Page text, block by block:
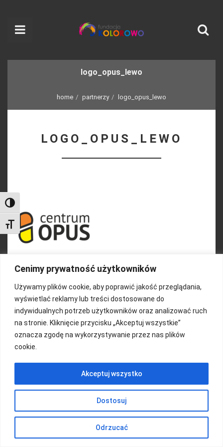
Cenimy prywatność użytkowników
Używamy plików cookie, aby poprawić jakość przeglądania,
wyświetlać reklamy lub treści dostosowane do
indywidualnych potrzeb użytkowników oraz analizować ruch
na stronie. Kliknięcie przycisku „Akceptuj wszystkie”
oznacza zgodę na wykorzystywanie przez nas plików
cookie.
Dostosuj
Odrzucać
Akceptuj wszystko
Toggle High Contrast
Toggle Font size
logo_opus_lewo
home partnerzy logo_opus_lewo
LOGO_OPUS_LEWO
FUNDACJA KOLOROWO